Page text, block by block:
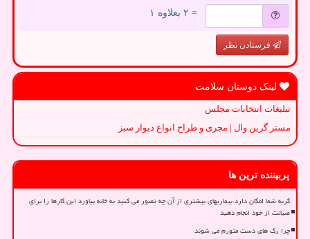
= ۲ بعلاوه ۱
فرستادن نظر
لینک دوستان سلامت
تبلیغات انتخابات مجلس
مستر گرین وال | مجری و طراح انواع دیوار سبز
پربیننده ترین ها
گربه شما امکان دارد بیماریهای بیشتری از آن چه تصور می کنید به خانه بیاورد این کارها را برای
صیانت از خود انجام دهید
چرا رگ های دست متورم می شوند